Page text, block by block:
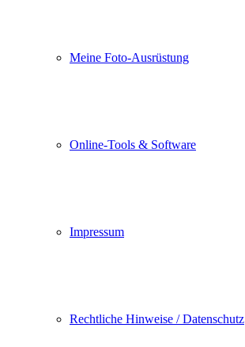
Meine Foto-Ausrüstung
Online-Tools & Software
Impressum
Rechtliche Hinweise / Datenschutz